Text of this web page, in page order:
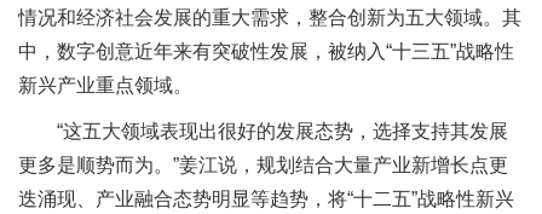
情况和经济社会发展的重大需求，整合创新为五大领域。其
中，数字创意近年来有突破性发展，被纳入“十三五”战略性
新兴产业重点领域。
“这五大领域表现出很好的发展态势，选择支持其发展
更多是顺势而为。”姜江说，规划结合大量产业新增长点更
迭涌现、产业融合态势明显等趋势，将“十二五”战略性新兴